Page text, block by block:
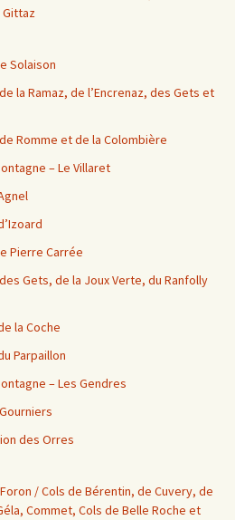
Gittaz
Solaison
la Ramaz, de l’Encrenaz, des Gets et
Romme et de la Colombière
– Le Villaret
Pierre Carrée
Gets, de la Joux Verte, du Ranfolly
la Coche
Parpaillon
– Les Gendres
des Orres
/ Cols de Bérentin, de Cuvery, de
Commet, Cols de Belle Roche et